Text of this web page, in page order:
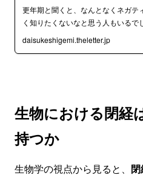
更年期と聞くと、なんとなくネガテ
く知りたくないなと思う人もいるで
daisukeshigemi.theletter.jp
生物における閉経
持つか
生物学の視点から見ると、